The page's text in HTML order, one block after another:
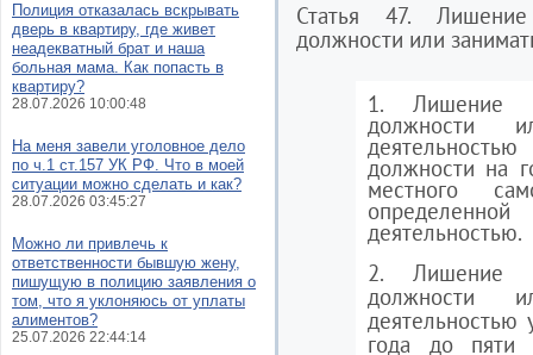
Статья 47.
должности или
1. Лишение
должности
должности на
местного
деятельностью.
2. Лишение
должности
деятельностью
года до пяти
Полиция отказалась вскрывать
дверь в квартиру, где живет
неадекватный брат и наша
больная мама. Как попасть в
квартиру?
28.07.2026 10:00:48
На меня завели уголовное дело
по ч.1 ст.157 УК РФ. Что в моей
ситуации можно сделать и как?
28.07.2026 03:45:27
Можно ли привлечь к
ответственности бывшую жену,
пишущую в полицию заявления о
том, что я уклоняюсь от уплаты
алиментов?
25.07.2026 22:44:14